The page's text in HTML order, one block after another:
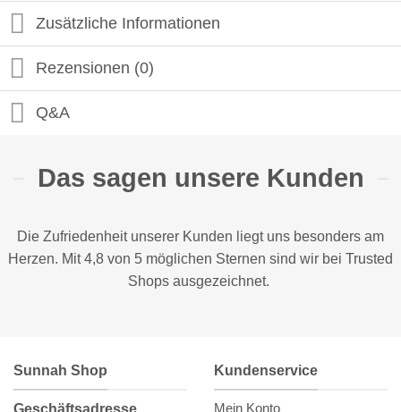
Zusätzliche Informationen
Rezensionen (0)
Q&A
Das sagen unsere Kunden
Die Zufriedenheit unserer Kunden liegt uns besonders am
Herzen. Mit 4,8 von 5 möglichen Sternen sind wir bei Trusted
Shops ausgezeichnet.
Sunnah Shop
Geschäftsadresse
Kundenservice
Mein Konto